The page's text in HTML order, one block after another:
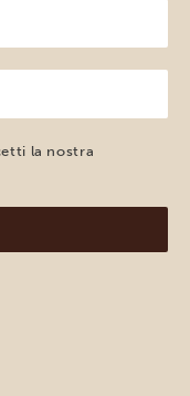
la nostra